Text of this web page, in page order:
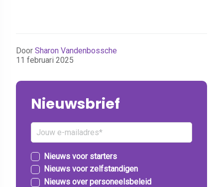
Door Sharon Vandenbossche
11 februari 2025
Nieuwsbrief
Nieuws voor starters
Nieuws voor zelfstandigen
Nieuws over personeelsbeleid